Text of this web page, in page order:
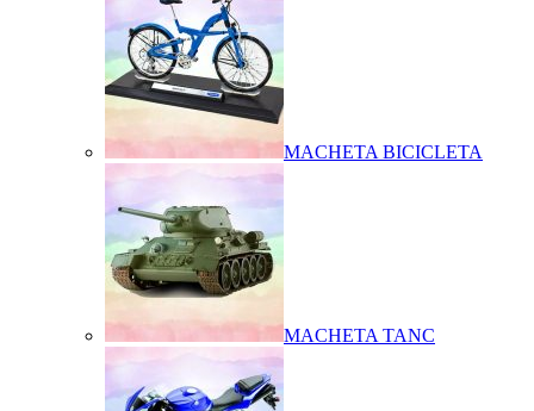
MACHETA BICICLETA
MACHETA TANC